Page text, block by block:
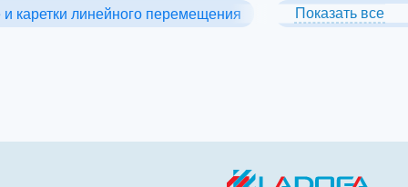
каретки линейного перемещения Блоки системы
Показать все